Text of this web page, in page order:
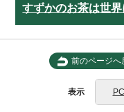
すずかのお茶は世
前のページへ
表示 PC